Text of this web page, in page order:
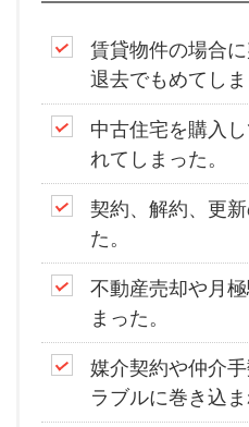
賃貸物件の場合
退去でもめてしま
中古住宅を購入
れてしまった。
契約、解約、更
た。
不動産売却や月
まった。
媒介契約や仲介
ラブルに巻き込ま